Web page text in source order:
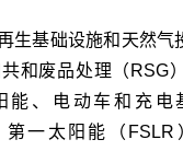
生基础设施和天然气
和废品处理（RSG
能、电动车和充电
第一太阳能（